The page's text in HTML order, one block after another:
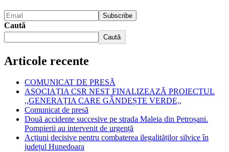
Caută
Caută
Articole recente
COMUNICAT DE PRESĂ
ASOCIAȚIA CSR NEST FINALIZEAZĂ PROIECTUL
,,GENERAȚIA CARE GÂNDEȘTE VERDE,,
Comunicat de presă
Două accidente succesive pe strada Maleia din Petroșani.
Pompierii au intervenit de urgență
Acțiuni decisive pentru combaterea ilegalităților silvice în
județul Hunedoara